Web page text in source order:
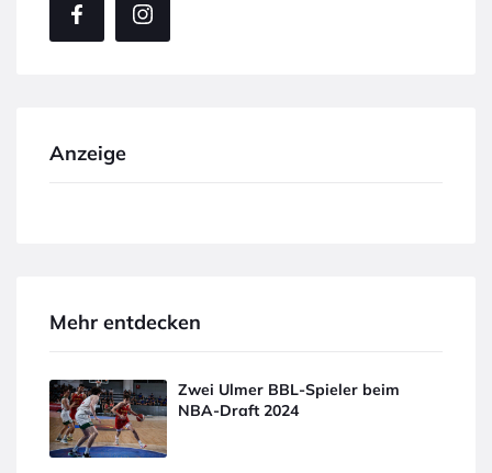
Anzeige
Mehr entdecken
Zwei Ulmer BBL-Spieler beim
NBA-Draft 2024